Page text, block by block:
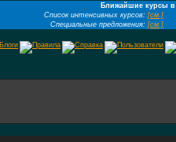
Ближайшие курсы в
Список интенсивных курсов: [см.]
Специальные предложения: [см.]